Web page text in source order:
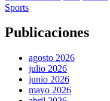
Sports
Publicaciones
agosto 2026
julio 2026
junio 2026
mayo 2026